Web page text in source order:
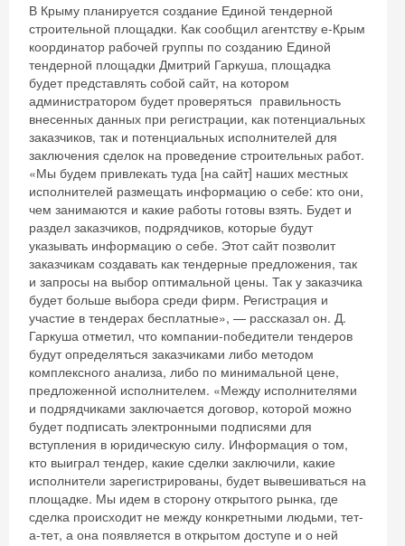
В Крыму планируется создание Единой тендерной
строительной площадки. Как сообщил агентству е-Крым
координатор рабочей группы по созданию Единой
тендерной площадки Дмитрий Гаркуша, площадка
будет представлять собой сайт, на котором
администратором будет проверяться правильность
внесенных данных при регистрации, как потенциальных
заказчиков, так и потенциальных исполнителей для
заключения сделок на проведение строительных работ.
«Мы будем привлекать туда [на сайт] наших местных
исполнителей размещать информацию о себе: кто они,
чем занимаются и какие работы готовы взять. Будет и
раздел заказчиков, подрядчиков, которые будут
указывать информацию о себе. Этот сайт позволит
заказчикам создавать как тендерные предложения, так
и запросы на выбор оптимальной цены. Так у заказчика
будет больше выбора среди фирм. Регистрация и
участие в тендерах бесплатные», — рассказал он. Д.
Гаркуша отметил, что компании-победители тендеров
будут определяться заказчиками либо методом
комплексного анализа, либо по минимальной цене,
предложенной исполнителем. «Между исполнителями
и подрядчиками заключается договор, которой можно
будет подписать электронными подписями для
вступления в юридическую силу. Информация о том,
кто выиграл тендер, какие сделки заключили, какие
исполнители зарегистрированы, будет вывешиваться на
площадке. Мы идем в сторону открытого рынка, где
сделка происходит не между конкретными людьми, тет-
а-тет, а она появляется в открытом доступе и о ней